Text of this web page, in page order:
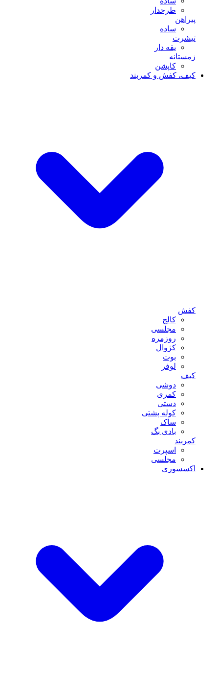
طرحدار
پیراهن
ساده
تیشرت
یقه دار
زمستانه
کاپشن
کیف، کفش و کمربند
کفش
کالج
مجلسی
روزمره
کژوال
بوت
لوفر
کیف
دوشی
کمری
دستی
کوله پشتی
ساک
بادی بگ
کمربند
اسپرت
مجلسی
اکسسوری